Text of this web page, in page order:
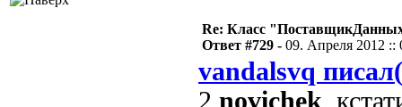
Re: Класс
Ответ #729 - 09. Апреля 2012 ::
vandalsvq
2 novichek,